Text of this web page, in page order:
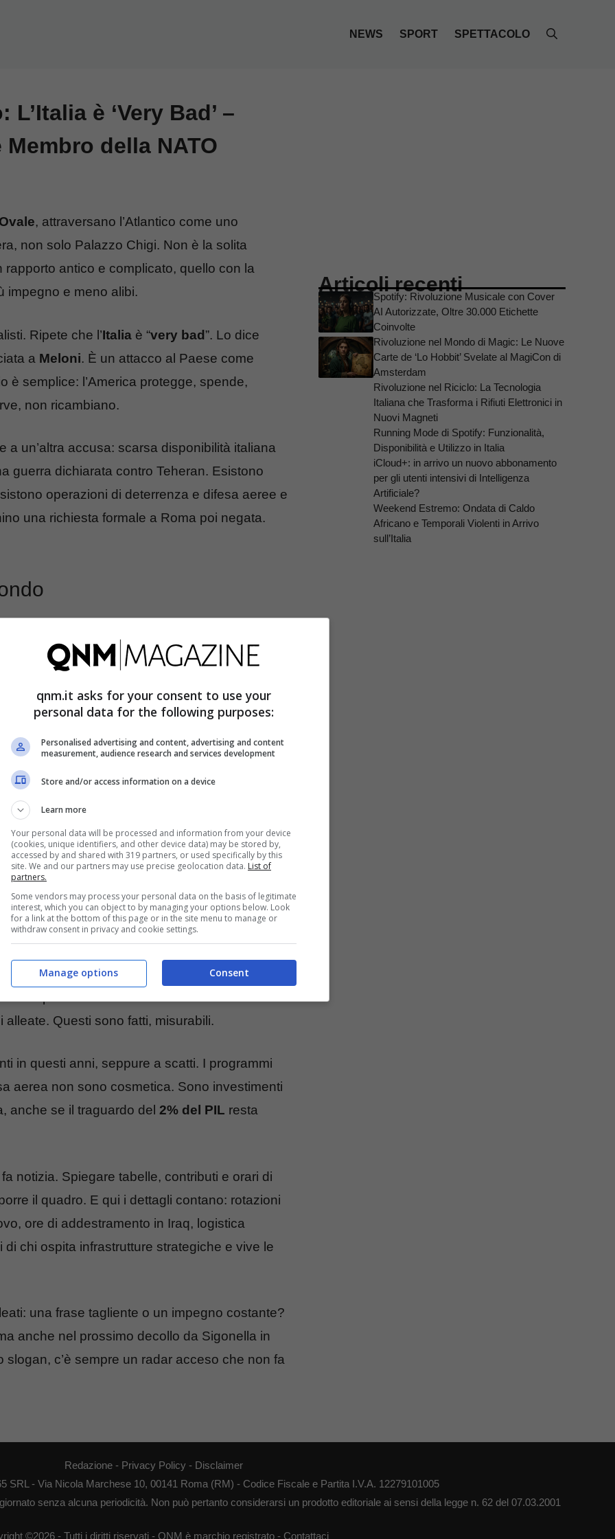
NEWS SPORT SPETTACOLO
è ‘Very Bad’ –
della NATO
, attraversano l’Atlantico come uno
non solo Palazzo Chigi. Non è la solita
antico e complicato, quello con la
impegno e meno alibi.
Ripete che l’Italia è “very bad”. Lo dice
a Meloni. È un attacco al Paese come
è semplice: l’America protegge, spende,
non ricambiano.
a un’altra accusa: scarsa disponibilità italiana
guerra dichiarata contro Teheran. Esistono
operazioni di deterrenza e difesa aeree e
una richiesta formale a Roma poi negata.
alleati hanno promesso di avvicinarsi al
Altri no. L’Italia , secondo le ultime stime
attorno all’1,5–1,6%. Gli Stati Uniti
la narrativa di Trump: l’America paga il conto,
nel dibattito americano. È una formula breve. È
Washington chiede più contributi, usa
Canada, Spagna. Oggi tocca a noi.
e missioni
è presente dove laNATOle chiede di essere.
InKFOR, in Kosovo, mantiene una presenza
delle forze locali sotto
alle missioni marittime. Fornisce capacità
Ospita basi cruciali come
Questi sono fatti, misurabili.
in questi anni, seppure a scatti. I programmi
aerea non sono cosmetica. Sono investimenti
anche se il traguardo del 2% del PIL resta
fa notizia. Spiegare tabelle, contributi e orari di
il quadro. E qui i dettagli contano: rotazioni
ore di addestramento in Iraq, logistica
chi ospita infrastrutture strategiche e vive le
una frase tagliente o un impegno costante?
anche nel prossimo decollo da Sigonella in
c’è sempre un radar acceso che non fa
Articoli recenti
Spotify: Rivoluzione Musicale con Cover
AI Autorizzate, Oltre 30.000 Etichette
Coinvolte
Rivoluzione nel Mondo di Magic: Le Nuove
Carte de ‘Lo Hobbit’ Svelate al MagiCon di
Amsterdam
Rivoluzione nel Riciclo: La Tecnologia
Italiana che Trasforma i Rifiuti Elettronici in
Nuovi Magneti
Running Mode di Spotify: Funzionalità,
Disponibilità e Utilizzo in Italia
iCloud+: in arrivo un nuovo abbonamento
per gli utenti intensivi di Intelligenza
Artificiale?
Weekend Estremo: Ondata di Caldo
Africano e Temporali Violenti in Arrivo
sull’Italia
Redazione - Privacy Policy - Disclaimer
SRL - Via Nicola Marchese 10, 00141 Roma (RM) - Codice Fiscale e Partita I.V.A. 12279101005
senza alcuna periodicità. Non può pertanto considerarsi un prodotto editoriale ai sensi della legge n. 62 del 07.03.2001
©2026 - Tutti i diritti riservati - QNM è marchio registrato - Contattaci
qnm.it asks for your consent to use your
personal data for the following purposes:
Personalised advertising and content, advertising and content
measurement, audience research and services development
Store and/or access information on a device
Learn more
Your personal data will be processed and information from your device
(cookies, unique identifiers, and other device data) may be stored by,
accessed by and shared with 319 partners, or used specifically by this
site. We and our partners may use precise geolocation data. List of
partners.
Some vendors may process your personal data on the basis of legitimate
interest, which you can object to by managing your options below. Look
for a link at the bottom of this page or in the site menu to manage or
withdraw consent in privacy and cookie settings.
Consent
Manage options